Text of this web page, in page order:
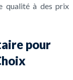
qualité à des prix
pour